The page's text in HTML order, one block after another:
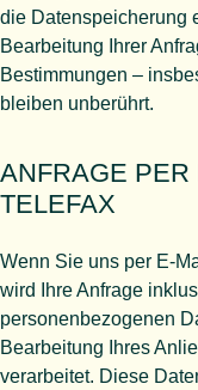
die Datenspeicherung
Bearbeitung Ihrer
Bestimmungen –
bleiben unberührt.
ANFRAGE PER
TELEFAX
Wenn Sie uns per E-
wird Ihre Anfrage
personenbezogenen
Bearbeitung Ihres
verarbeitet. Diese